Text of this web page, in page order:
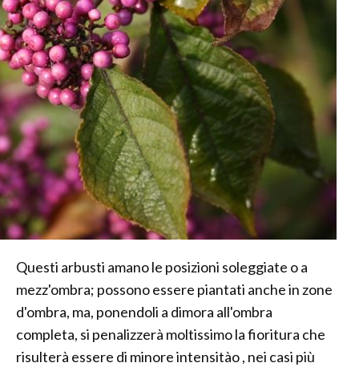
Questi arbusti amano le posizioni soleggiate o a
mezz'ombra; possono essere piantati anche in zone
d'ombra, ma, ponendoli a dimora all'ombra
completa, si penalizzerà moltissimo la fioritura che
risulterà essere di minore intensitào , nei casi più